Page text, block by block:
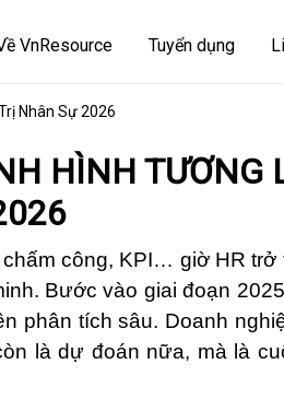
VnResource Tuyển dụng
Nhân Sự 2026
HÌNH TƯƠNG
công, KPI… giờ HR
Bước vào giai đoạn
phân tích sâu. Doanh
là dự đoán nữa, mà là